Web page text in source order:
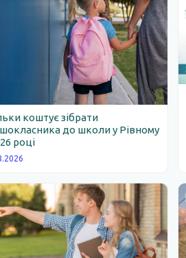
коштує зібрати
до школи у Рівному
році